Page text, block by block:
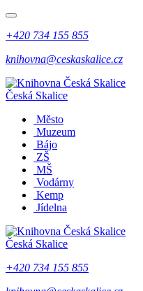
+420 734 155 855
knihovna@ceskaskalice.cz
Česká Skalice
Město
Muzeum
Bájo
ZŠ
MŠ
Vodárny
Kemp
Jídelna
Česká Skalice
+420 734 155 855